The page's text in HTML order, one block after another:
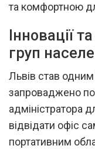
та комфортною
Інновації
груп
Львів став одним
запроваджено
адміністратора
відвідати офіс
портативним